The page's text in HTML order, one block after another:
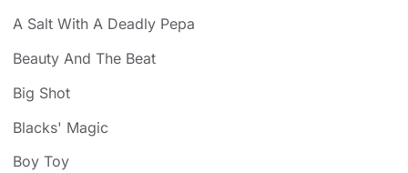
A Salt With A Deadly Pepa
Beauty And The Beat
Big Shot
Blacks' Magic
Boy Toy